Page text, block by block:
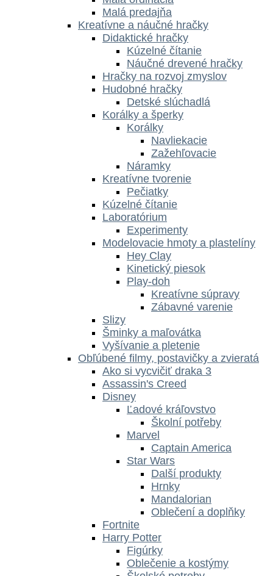
Malá predajňa
Kreatívne a náučné hračky
Didaktické hračky
Kúzelné čítanie
Náučné drevené hračky
Hračky na rozvoj zmyslov
Hudobné hračky
Detské slúchadlá
Korálky a šperky
Korálky
Navliekacie
Zažehľovacie
Náramky
Kreatívne tvorenie
Pečiatky
Kúzelné čítanie
Laboratórium
Experimenty
Modelovacie hmoty a plastelíny
Hey Clay
Kinetický piesok
Play-doh
Kreatívne súpravy
Zábavné varenie
Slizy
Šminky a maľovátka
Vyšívanie a pletenie
Obľúbené filmy, postavičky a zvieratá
Ako si vycvičiť draka 3
Assassin's Creed
Disney
Ľadové kráľovstvo
Školní potřeby
Marvel
Captain America
Star Wars
Další produkty
Hrnky
Mandalorian
Oblečení a doplňky
Fortnite
Harry Potter
Figúrky
Oblečenie a kostýmy